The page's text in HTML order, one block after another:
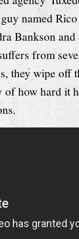
named
Bankson
from
they wipe off
how hard it